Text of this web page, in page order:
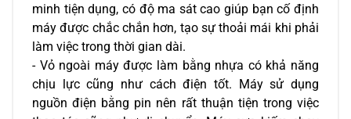
minh tiện dụng, có độ ma sát cao giúp bạn cố định
máy được chắc chắn hơn, tạo sự thoải mái khi phải
làm việc trong thời gian dài.
- Vỏ ngoài máy được làm bằng nhựa có khả năng
chịu lực cũng như cách điện tốt. Máy sử dụng
nguồn điện bằng pin nên rất thuận tiện trong việc